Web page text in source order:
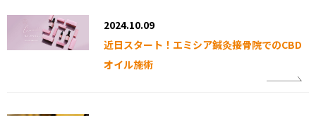
2024.10.09
近日スタート！エミシア鍼灸接骨院でのCBD
オイル施術